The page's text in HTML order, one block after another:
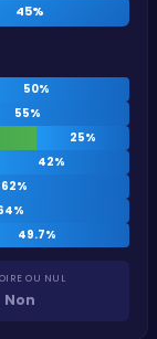
45%
50%
55%
25%
42%
62%
49.7%
OU NUL
Non